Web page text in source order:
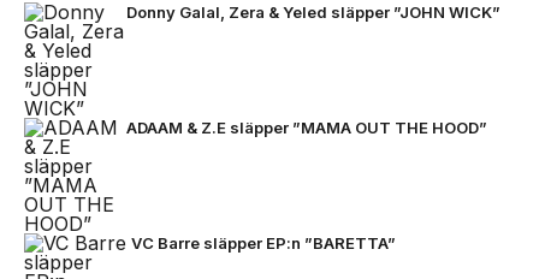
Donny Galal, Zera & Yeled släpper ”JOHN WICK”
ADAAM & Z.E släpper ”MAMA OUT THE HOOD”
VC Barre släpper EP:n ”BARETTA”